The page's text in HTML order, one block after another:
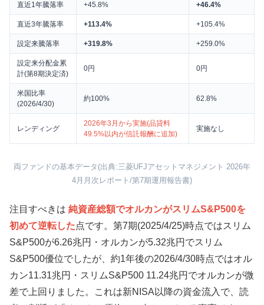
直近1年騰落率 +45.8% +46.4%
直近3年騰落率 +113.4% +105.4%
設定来騰落率 +319.8% +259.0%
設定来分配金累
計(第8期決定済)
0円 0円
米国比率
(2026/4/30)
約100% 62.8%
レンディング
2026年3月から実施(品貸料
49.5%以内が信託報酬に追加)
実施なし
両ファンドの基本データ(出典:三菱UFJアセットマネジメント 2026年
4月月次レポート/第7期運用報告書)
注目すべきは 純資産総額でオルカンがスリムS&P500を
初めて逆転した点です。第7期(2025/4/25)時点ではスリム
S&P500が6.26兆円・オルカンが5.32兆円でスリム
S&P500優位でしたが、約1年後の2026/4/30時点ではオル
カン11.31兆円・スリムS&P500 11.24兆円でオルカンが微
差で上回りました。これは新NISA以降の資金流入で、読